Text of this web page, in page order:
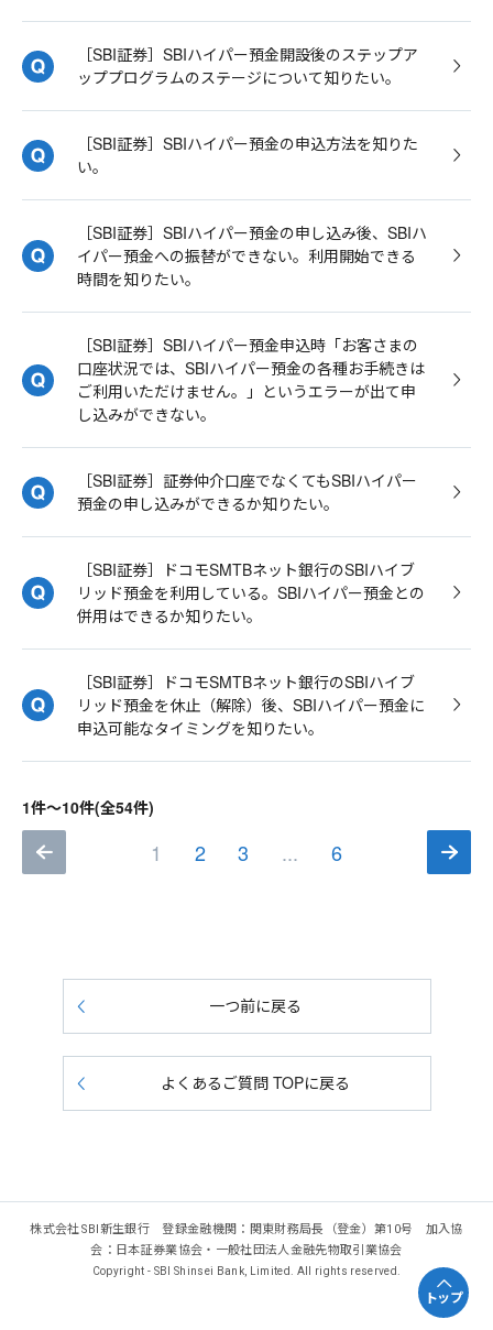
［SBI証券］SBIハイパー預金開設後のステップア
ッププログラムのステージについて知りたい。
［SBI証券］SBIハイパー預金の申込方法を知りた
い。
［SBI証券］SBIハイパー預金の申し込み後、SBIハ
イパー預金への振替ができない。利用開始できる
時間を知りたい。
［SBI証券］SBIハイパー預金申込時「お客さまの
口座状況では、SBIハイパー預金の各種お手続きは
ご利用いただけません。」というエラーが出て申
し込みができない。
［SBI証券］証券仲介口座でなくてもSBIハイパー
預金の申し込みができるか知りたい。
［SBI証券］ドコモSMTBネット銀行のSBIハイブ
リッド預金を利用している。SBIハイパー預金との
併用はできるか知りたい。
［SBI証券］ドコモSMTBネット銀行のSBIハイブ
リッド預金を休止（解除）後、SBIハイパー預金に
申込可能なタイミングを知りたい。
1件～10件(全54件)
1 2 3 ... 6
一つ前に戻る
よくあるご質問 TOPに戻る
株式会社SBI新生銀行 登録金融機関：関東財務局長（登金）第10号 加入協
会：日本証券業協会・一般社団法人金融先物取引業協会
Copyright - SBI Shinsei Bank, Limited. All rights reserved.
トップ